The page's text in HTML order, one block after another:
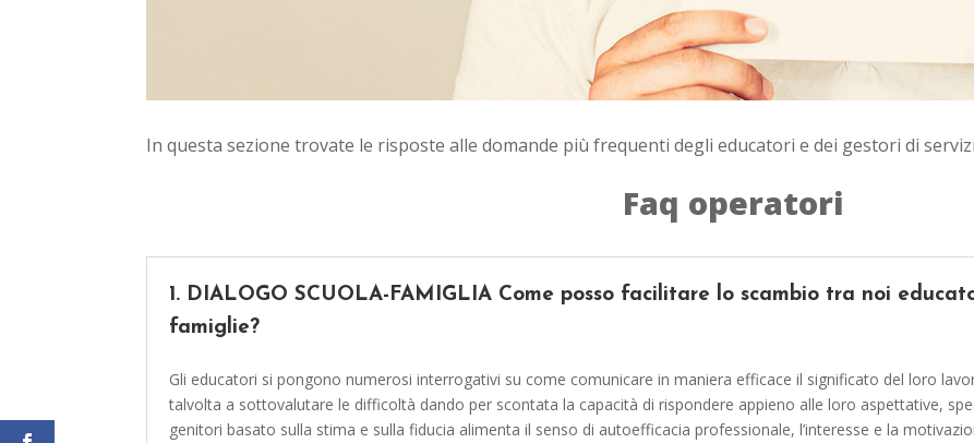
In questa sezione trovate le risposte alle domande più frequenti degli educatori e dei gestori di
Faq operatori
1. DIALOGO SCUOLA-FAMIGLIA Come posso facilitare lo scambio tra noi
famiglie?
Gli educatori si pongono numerosi interrogativi su come comunicare in maniera efficace il significato del loro
talvolta a sottovalutare le difficoltà dando per scontata la capacità di rispondere appieno alle loro aspettative,
genitori basato sulla stima e sulla fiducia alimenta il senso di autoefficacia professionale, l’interesse e la